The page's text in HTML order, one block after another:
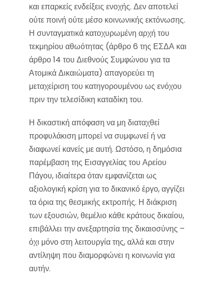
και επαρκείς ενδείξεις ενοχής. Δεν αποτελεί
ούτε ποινή ούτε μέσο κοινωνικής εκτόνωσης.
Η συνταγματικά κατοχυρωμένη αρχή του
τεκμηρίου αθωότητας (άρθρο 6 της ΕΣΔΑ και
άρθρο 14 του Διεθνούς Συμφώνου για τα
Ατομικά Δικαιώματα) απαγορεύει τη
μεταχείριση του κατηγορουμένου ως ενόχου
πριν την τελεσίδικη καταδίκη του.
Η δικαστική απόφαση να μη διαταχθεί
προφυλάκιση μπορεί να συμφωνεί ή να
διαφωνεί κανείς με αυτή. Ωστόσο, η δημόσια
παρέμβαση της Εισαγγελίας του Αρείου
Πάγου, ιδιαίτερα όταν εμφανίζεται ως
αξιολογική κρίση για το δικανικό έργο, αγγίζει
τα όρια της θεσμικής εκτροπής. Η διάκριση
των εξουσιών, θεμέλιο κάθε κράτους δικαίου,
επιβάλλει την ανεξαρτησία της δικαιοσύνης –
όχι μόνο στη λειτουργία της, αλλά και στην
αντίληψη που διαμορφώνει η κοινωνία για
αυτήν.